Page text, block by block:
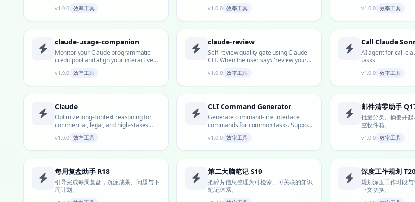
v1.0.0 效率工具 v1.0.0 效率工具 v1.0.0 效率工具
claude-usage-companion
Monitor your Claude programmatic
credit pool and align your interactive
v1.0.0 效率工具
claude-review
Self-review quality gate using Claude
CLI. When the user says 'review your
v1.0.0 效率工具
Call Claude
AI agent for call
tasks
v1.0.0 效率工具
Claude
Optimize long-context reasoning for
commercial, legal, and high-stakes
v1.0.0 效率工具
CLI Command Generator
Generate command-line interface
commands for common tasks. Support
v1.0.0 效率工具
邮件清零助手
批量分类、摘要并
空收件箱。
v1.0.0 效率工具
每周复盘助手 R18
引导完成每周复盘，沉淀成果、问题与下
周计划。
第二大脑笔记 S19
把碎片信息整理为可检索、可关联的知识
笔记体系。
深度工作规划 T20
规划深度工作时段
下文切换。